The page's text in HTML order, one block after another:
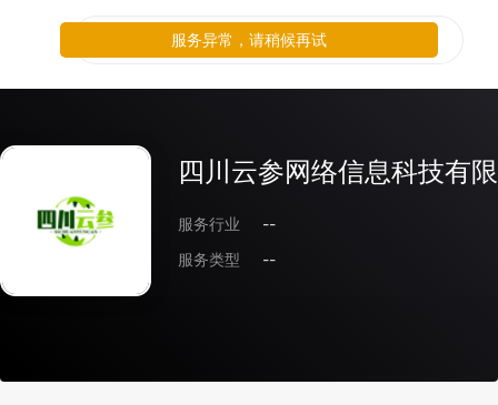
四川云参网络信息科技有
服务行业
--
服务类型
--
服务异常，请稍候再试